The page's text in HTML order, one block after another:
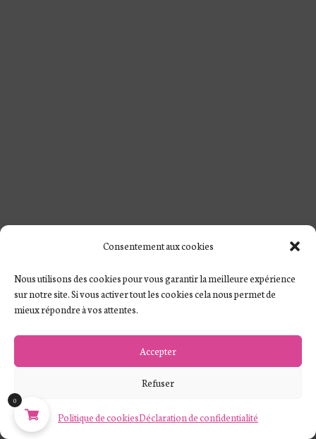
Consentement aux cookies
Nous utilisons des cookies pour vous garantir la meilleure expérience
sur notre site. Si vous activer tout les cookies cela nous permet de
mieux répondre à vos attentes.
Accepter
Refuser
Politique de cookiesDéclaration de confidentialité
0